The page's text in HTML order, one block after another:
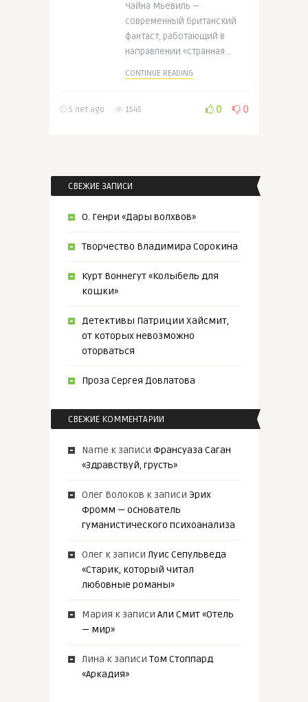
Чайна Мьевиль —
современный британский
фантаст, работающий в
направлении «странная ..
CONTINUE READING
5 лет ago 1545 0 0
СВЕЖИЕ ЗАПИСИ
О. Генри «Дары волхвов»
Творчество Владимира Сорокина
Курт Воннегут «Колыбель для
кошки»
Детективы Патриции Хайсмит,
от которых невозможно
оторваться
Проза Сергея Довлатова
СВЕЖИЕ КОММЕНТАРИИ
Name к записи Франсуаза Саган
«Здравствуй, грусть»
Олег Волоков к записи Эрих
Фромм — основатель
гуманистического психоанализа
Олегк записи Луис Сепульведа
«Старик, который читал
любовные романы»
Мария к записи Али Смит «Отель
— мир»
Лина к записи Том Стоппард
«Аркадия»